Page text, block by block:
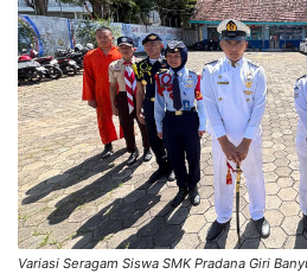
Variasi Seragam Siswa SMK Pradana Giri